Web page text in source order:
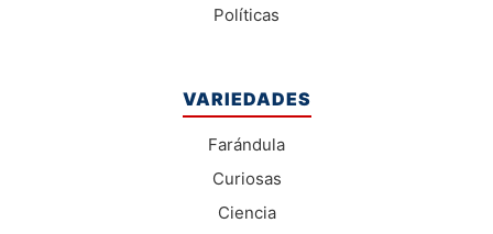
Políticas
VARIEDADES
Farándula
Curiosas
Ciencia